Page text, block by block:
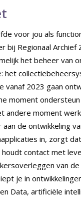
voor jou als
bij Regionaal Archief
het beheer van
het
2023 gaan
moment
andere moment
de ontwikkeling
in, zorgt
contact met
van
je in
Data, artificiële